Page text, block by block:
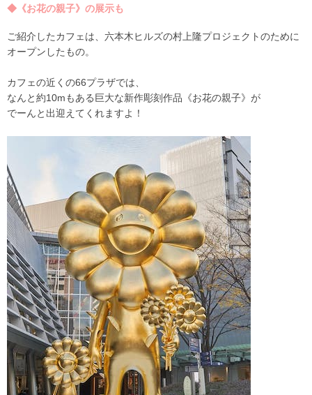
◆《お花の親子》の展示も
ご紹介したカフェは、六本木ヒルズの村上隆プロジェクトのために
オープンしたもの。
カフェの近くの66プラザでは、
なんと約10mもある巨大な新作彫刻作品《お花の親子》が
でーんと出迎えてくれますよ！